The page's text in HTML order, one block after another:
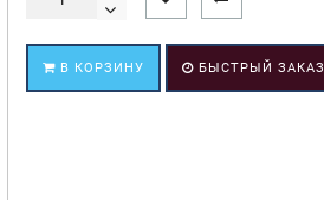
В КОРЗИНУ БЫСТРЫЙ ЗАКАЗ